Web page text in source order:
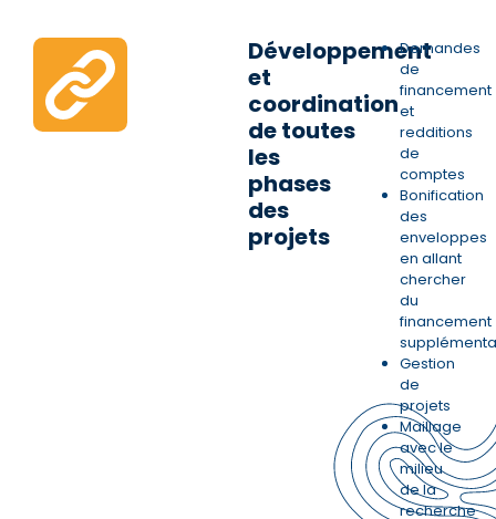
Développement
et
coordination
de toutes
les
phases
des
projets
Demandes
de
financement
et
redditions
de
comptes
Bonification
des
enveloppes
en allant
chercher
du
financement
Gestion
de
projets
Maillage
avec le
milieu
de la
recherche